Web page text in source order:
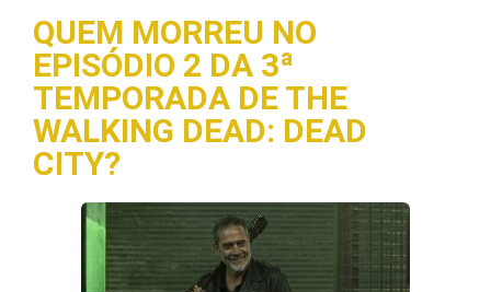
QUEM MORREU NO
EPISÓDIO 2 DA 3ª
TEMPORADA DE THE
WALKING DEAD: DEAD
CITY?